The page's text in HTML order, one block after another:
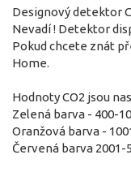
Designový detektor
Nevadí ! Detektor
Pokud chcete znát
Home.
Hodnoty CO2 jsou
Zelená barva - 400-
Oranžová barva -
Červená barva